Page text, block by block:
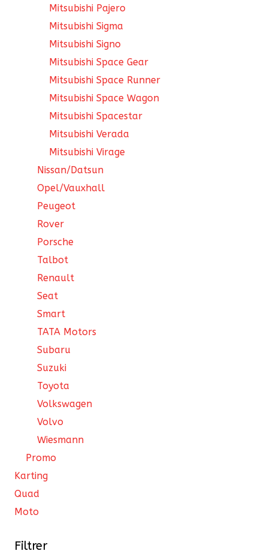
Mitsubishi Pajero
Mitsubishi Sigma
Mitsubishi Signo
Mitsubishi Space Gear
Mitsubishi Space Runner
Mitsubishi Space Wagon
Mitsubishi Spacestar
Mitsubishi Verada
Mitsubishi Virage
Nissan/Datsun
Opel/Vauxhall
Peugeot
Rover
Porsche
Talbot
Renault
Seat
Smart
TATA Motors
Subaru
Suzuki
Toyota
Volkswagen
Volvo
Wiesmann
Promo
Karting
Quad
Moto
Filtrer